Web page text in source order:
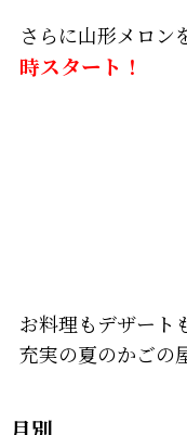
さらに山形メロン
時スタート！
お料理もデザート
充実の夏のかごの